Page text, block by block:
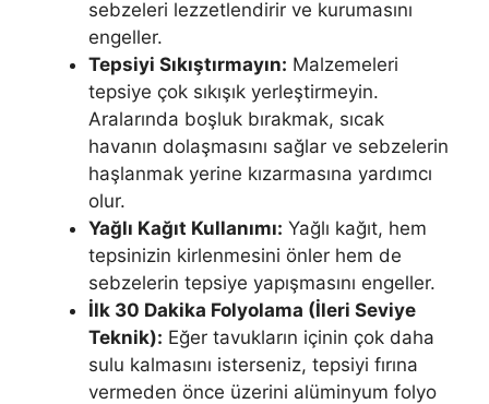
sebzeleri lezzetlendirir ve kurumasını
engeller.
Tepsiyi Sıkıştırmayın: Malzemeleri
tepsiye çok sıkışık yerleştirmeyin.
Aralarında boşluk bırakmak, sıcak
havanın dolaşmasını sağlar ve sebzelerin
haşlanmak yerine kızarmasına yardımcı
olur.
Yağlı Kağıt Kullanımı: Yağlı kağıt, hem
tepsinizin kirlenmesini önler hem de
sebzelerin tepsiye yapışmasını engeller.
İlk 30 Dakika Folyolama (İleri Seviye
Teknik): Eğer tavukların içinin çok daha
sulu kalmasını isterseniz, tepsiyi fırına
vermeden önce üzerini alüminyum folyo